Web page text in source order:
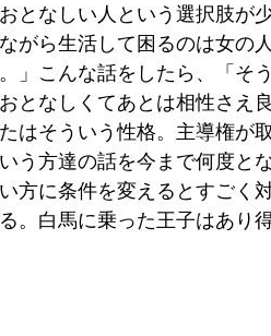
となしい人という選択肢が
がら生活して困るのは女の
」こんな話をしたら、「そ
となしくてあとは相性さえ
はそういう性格。主導権が
う方達の話を今まで何度と
方に条件を変えるとすごく
。白馬に乗った王子はあり